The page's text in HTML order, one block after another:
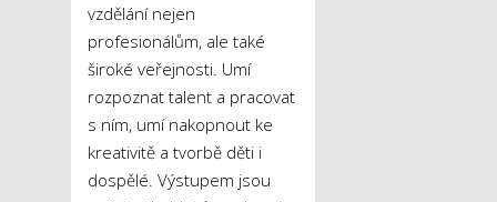
vzdělání nejen
profesionálům, ale také
široké veřejnosti. Umí
rozpoznat talent a pracovat
s ním, umí nakopnout ke
kreativitě a tvorbě děti i
dospělé. Výstupem jsou